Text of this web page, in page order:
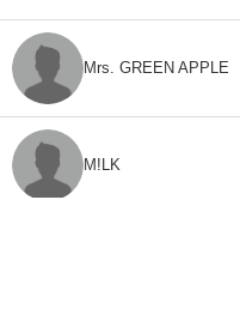
Mrs. GREEN APPLE
M!LK